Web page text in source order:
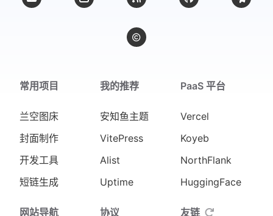
常用项目
兰空图床
封面制作
开发工具
短链生成
我的推荐
安知鱼主题
VitePress
Alist
Uptime
PaaS 平台
Vercel
Koyeb
NorthFlank
HuggingFace
网站导航 协议 友链